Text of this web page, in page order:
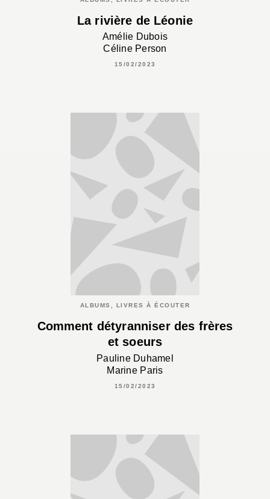
La rivière de Léonie
Amélie Dubois
Céline Person
15/02/2023
ALBUMS, LIVRES À ÉCOUTER
Comment détyranniser des frères
et soeurs
Pauline Duhamel
Marine Paris
15/02/2023